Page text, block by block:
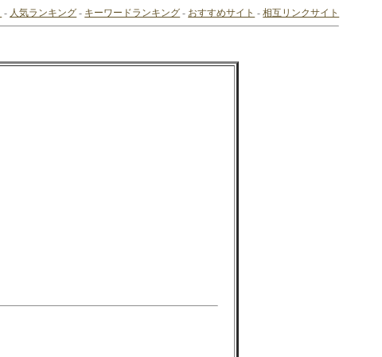
- 人気ランキング - キーワードランキング - おすすめサイト -相互リンクサイト